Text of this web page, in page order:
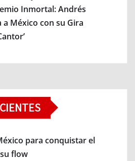
Inmortal: Andrés
a México con su Gira
para conquistar el
flow